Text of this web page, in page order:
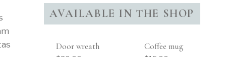
AVAILABLE IN THE SHOP
Door wreath Coffee mug